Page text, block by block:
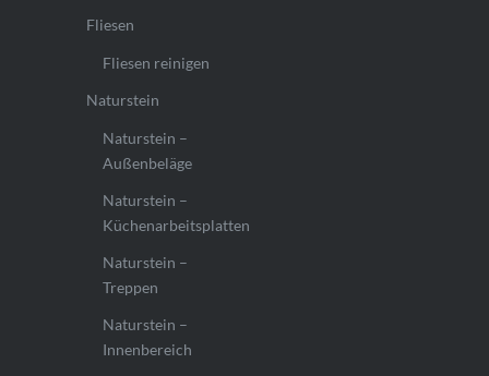
Fliesen
Fliesen reinigen
Naturstein
Naturstein –
Außenbeläge
Naturstein –
Küchenarbeitsplatten
Naturstein –
Treppen
Naturstein –
Innenbereich